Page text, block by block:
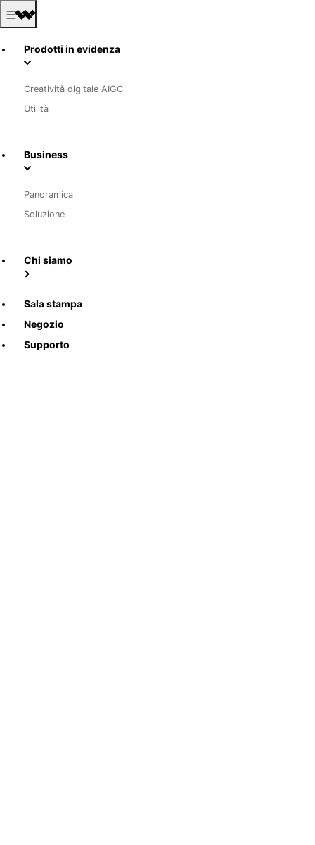
Prodotti in evidenza
Creatività digitale AIGC
Utilità
Business
Panoramica
Soluzione
Chi siamo
Sala stampa
Negozio
Supporto